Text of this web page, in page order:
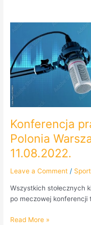
Konferencja
Polonia
11.08.2022.
Leave a Comment / Sport
Wszystkich stołecznych
po meczowej konferencji
prasowa
meczu:
Polonia
Warszawa
–
Znicz
11.08.2022.
Read More »